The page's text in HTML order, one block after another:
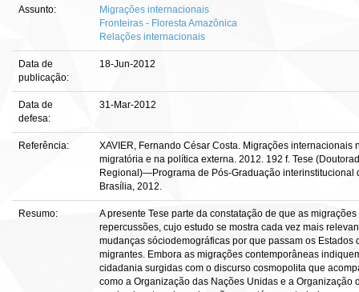
Assunto:
Migrações internacionais
Fronteiras - Floresta Amazônica
Relações internacionais
Data de
publicação:
18-Jun-2012
Data de
defesa:
31-Mar-2012
Referência:
XAVIER, Fernando César Costa. Migrações
migratória e na política externa. 2012. 192 f. Tese
Regional)—Programa de Pós-Graduação
Brasília, 2012.
Resumo:
A presente Tese parte da constatação de que as
repercussões, cujo estudo se mostra cada vez mais
mudanças sóciodemográficas por que passam os
migrantes. Embora as migrações contemporâneas
cidadania surgidas com o discurso cosmopolita que
como a Organização das Nações Unidas e a Organização